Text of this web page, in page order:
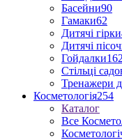
Басейни90
Гамаки62
Дитячі гірки
Дитячі
Гойдалки162
Стільці
Тренажери
Косметологія254
Каталог
Все